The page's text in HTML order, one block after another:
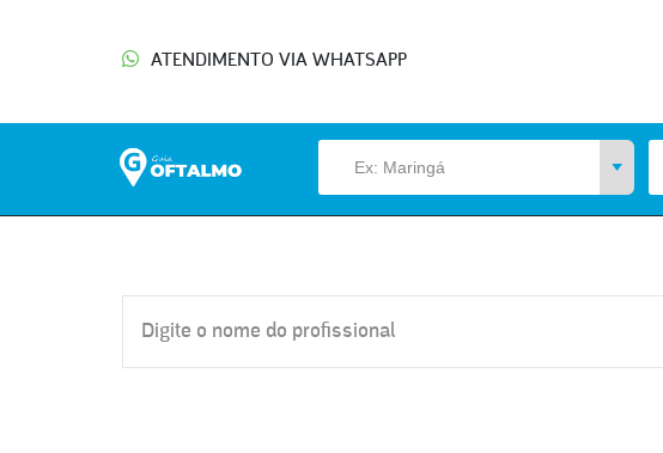
ATENDIMENTO VIA WHATSAPP